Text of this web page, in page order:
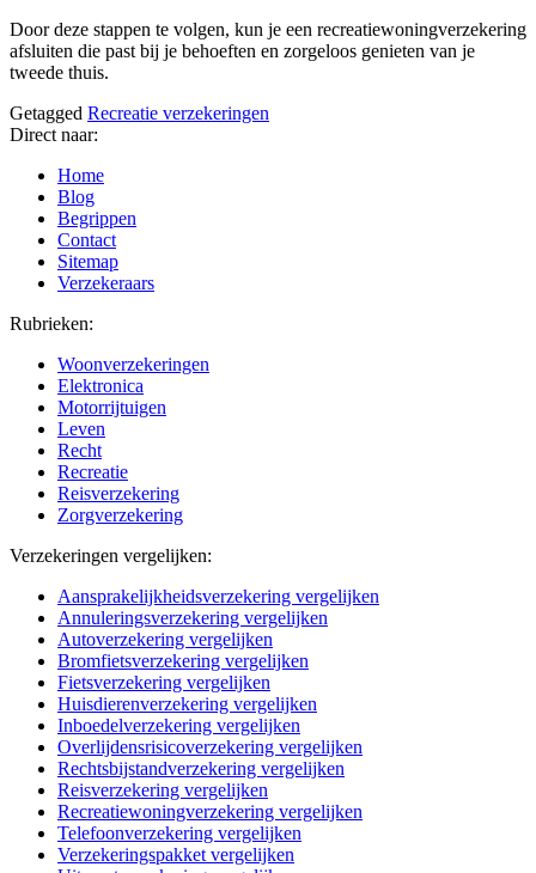
Door deze stappen te volgen, kun je een recreatiewoningverzekering
afsluiten die past bij je behoeften en zorgeloos genieten van je
tweede thuis.
Getagged Recreatie verzekeringen
Direct naar:
Home
Blog
Begrippen
Contact
Sitemap
Verzekeraars
Rubrieken:
Woonverzekeringen
Elektronica
Motorrijtuigen
Leven
Recht
Recreatie
Reisverzekering
Zorgverzekering
Verzekeringen vergelijken:
Aansprakelijkheidsverzekering vergelijken
Annuleringsverzekering vergelijken
Autoverzekering vergelijken
Bromfietsverzekering vergelijken
Fietsverzekering vergelijken
Huisdierenverzekering vergelijken
Inboedelverzekering vergelijken
Overlijdensrisicoverzekering vergelijken
Rechtsbijstandverzekering vergelijken
Reisverzekering vergelijken
Recreatiewoningverzekering vergelijken
Telefoonverzekering vergelijken
Verzekeringspakket vergelijken